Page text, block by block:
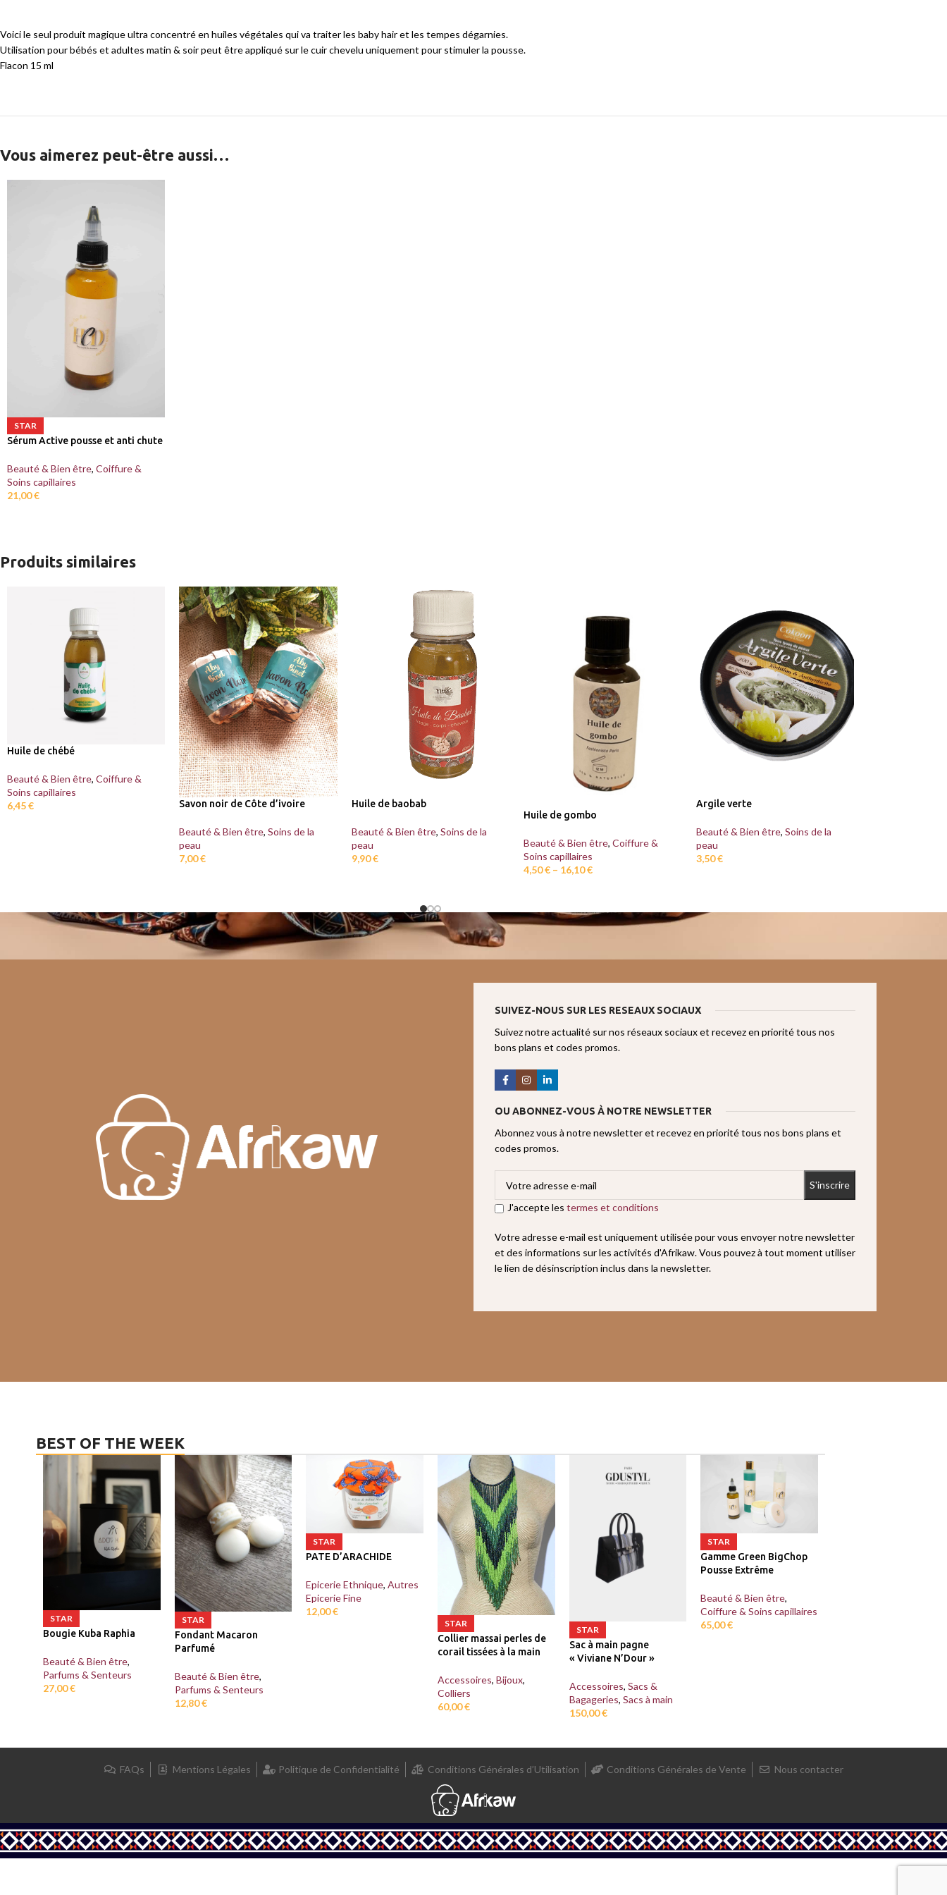
Voici le seul produit magique ultra concentré en huiles végétales qui va traiter les baby hair et les tempes dégarnies.
Utilisation pour bébés et adultes matin & soir peut être appliqué sur le cuir chevelu uniquement pour stimuler la pousse.
Flacon 15 ml
Vous aimerez peut-être aussi…
STAR
Sérum Active pousse et anti chute
Beauté & Bien être, Coiffure &
Soins capillaires
21,00€
Produits similaires
Huile de chébé
Beauté & Bien être, Coiffure &
Soins capillaires
6,45€ Savon noir de Côte d’ivoire
Beauté & Bien être, Soins de la
peau
7,00€
Huile de baobab
Beauté & Bien être, Soins de la
peau
9,90€
Huile de gombo
Beauté & Bien être, Coiffure &
Soins capillaires
4,50€ – 16,10€
Argile verte
Beauté & Bien être, Soins de la
peau
3,50€
SUIVEZ-NOUS SUR LES RESEAUX SOCIAUX
Suivez notre actualité sur nos réseaux sociaux et recevez en priorité tous nos
bons plans et codes promos.
OU ABONNEZ-VOUS À NOTRE NEWSLETTER
Abonnez vous à notre newsletter et recevez en priorité tous nos bons plans et
codes promos.
J'accepte les termes et conditions
Votre adresse e-mail est uniquement utilisée pour vous envoyer notre newsletter
et des informations sur les activités d'Afrikaw. Vous pouvez à tout moment utiliser
le lien de désinscription inclus dans la newsletter.
BEST OF THE WEEK
STAR
Bougie Kuba Raphia
Beauté & Bien être,
Parfums & Senteurs
27,00€
STAR
Fondant Macaron
Parfumé
Beauté & Bien être,
Parfums & Senteurs
12,80€
STAR
PATE D’ARACHIDE
Epicerie Ethnique, Autres
Epicerie Fine
12,00€
STAR
Collier massai perles de
corail tissées à la main
Accessoires, Bijoux,
Colliers
60,00€
STAR
Sac à main pagne
« Viviane N’Dour »
Accessoires, Sacs &
Bagageries, Sacs à main
150,00€
STAR
Gamme Green BigChop
Pousse Extrême
Beauté & Bien être,
Coiffure & Soins capillaires
65,00€
FAQs Mentions Légales Politique de Confidentialité Conditions Générales d’Utilisation Conditions Générales de Vente Nous contacter